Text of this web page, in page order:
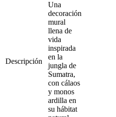
Descripción
Una
decoración
mural
llena de
vida
inspirada
en la
jungla de
Sumatra,
con cálaos
y monos
ardilla en
su hábitat